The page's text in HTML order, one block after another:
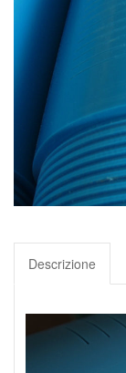
Descrizione